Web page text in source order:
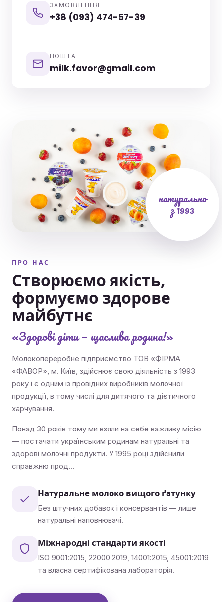
ЗАМОВЛЕННЯ
+38 (093) 474-57-39
ПОШТА
milk.favor@gmail.com
натурально
з 1993
ПРО НАС
Створюємо якість,
формуємо здорове
майбутнє
«Здорові діти — щаслива родина!»
Молокопереробне підприємство ТОВ «ФІРМА
«ФАВОР», м. Київ, здійснює свою діяльність з 1993
року і є одним із провідних виробників молочної
продукції, в тому числі для дитячого та дієтичного
харчування.
Понад 30 років тому ми взяли на себе важливу місію
— постачати українським родинам натуральні та
здорові молочні продукти. У 1995 році здійснили
справжню прод…
Натуральне молоко вищого ґатунку
Без штучних добавок і консервантів — лише
натуральні наповнювачі.
Міжнародні стандарти якості
ISO 9001:2015, 22000:2019, 14001:2015, 45001:2019
та власна сертифікована лабораторія.